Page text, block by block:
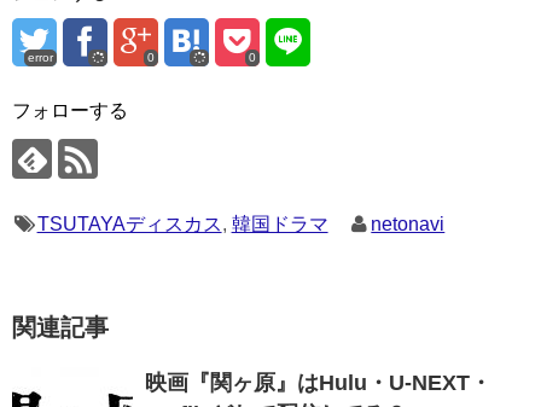
error 0 0
フォローする
TSUTAYAディスカス, 韓国ドラマ netonavi
関連記事
映画『関ヶ原』はHulu・U-NEXT・